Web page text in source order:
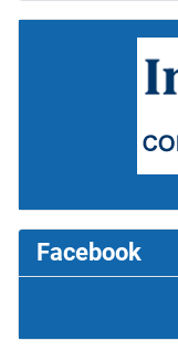
Facebook